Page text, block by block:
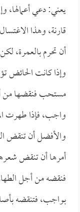
يعني: دعي
قارنة، وهذا
أن تحرم بالعمرة،
وإذا كانت الحائض
مستحب فنقضها من
واجب، فإذا طهرت
والأفضل أن تنقض
أمرها أن تنقض
فنقضه من أجل
بواجب، فتنقضه